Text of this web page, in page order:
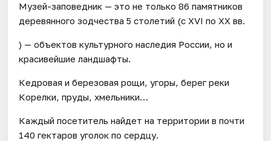
Музей-заповедник — это не только 86 памятников
деревянного зодчества 5 столетий (с XVI по ХХ вв.
) — объектов культурного наследия России, но и
красивейшие ландшафты.
Кедровая и березовая рощи, угоры, берег реки
Корелки, пруды, хмельники…
Каждый посетитель найдет на территории в почти
140 гектаров уголок по сердцу.